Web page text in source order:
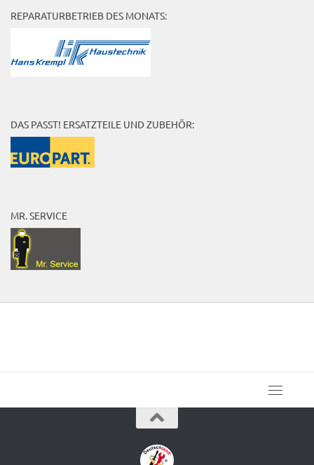
REPARATURBETRIEB DES MONATS:
DAS PASST! ERSATZTEILE UND ZUBEHÖR:
MR. SERVICE